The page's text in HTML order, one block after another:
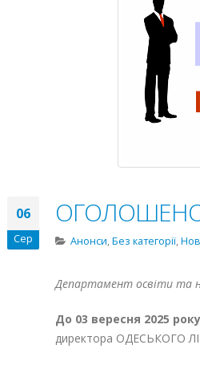
06
Сер
ОГОЛОШЕНО
Анонси,Без категорії,
Департамент освіти та
До 03 вересня 2025
директора ОДЕСЬКОГО